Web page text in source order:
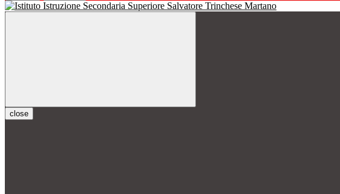
close